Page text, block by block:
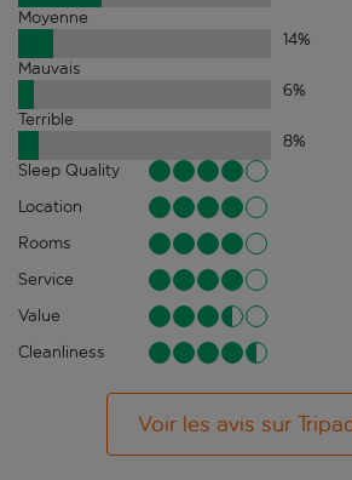
Moyenne
14%
Mauvais
6%
Terrible
8%
Sleep Quality
Location
Rooms
Service
Value
Cleanliness
Voir les avis sur